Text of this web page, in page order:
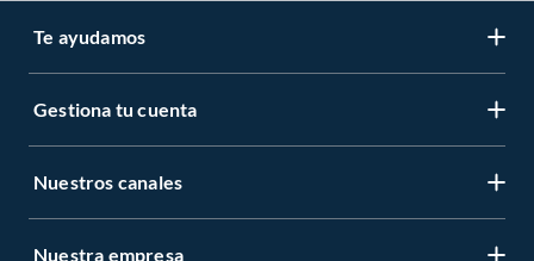
Te ayudamos
Gestiona tu cuenta
Nuestros canales
Nuestra empresa